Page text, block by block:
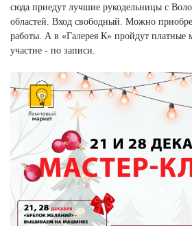
сюда приедут лучшие рукодельницы с
областей. Вход свободный. Можно
работы. А в «Галерея К» пройдут платные
участие - по записи.